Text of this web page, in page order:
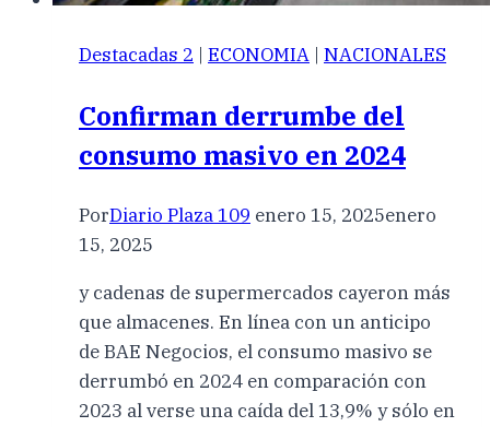
Destacadas 2 | ECONOMIA | NACIONALES
Confirman derrumbe del
consumo masivo en 2024
PorDiario Plaza 109 enero 15, 2025enero
15, 2025
y cadenas de supermercados cayeron más
que almacenes. En línea con un anticipo
de BAE Negocios, el consumo masivo se
derrumbó en 2024 en comparación con
2023 al verse una caída del 13,9% y sólo en